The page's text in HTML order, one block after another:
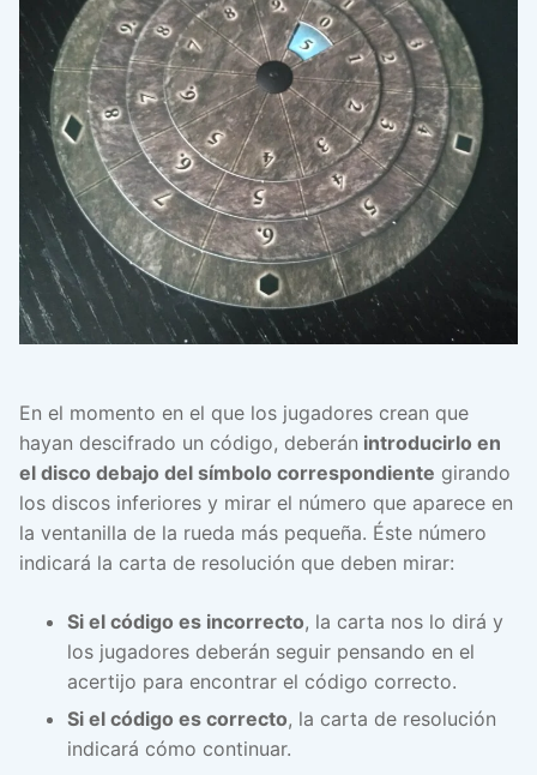
En el momento en el que los jugadores crean que
hayan descifrado un código, deberán introducirlo en
el disco debajo del símbolo correspondiente girando
los discos inferiores y mirar el número que aparece en
la ventanilla de la rueda más pequeña. Éste número
indicará la carta de resolución que deben mirar:
Si el código es incorrecto, la carta nos lo dirá y
los jugadores deberán seguir pensando en el
acertijo para encontrar el código correcto.
Si el código es correcto, la carta de resolución
indicará cómo continuar.